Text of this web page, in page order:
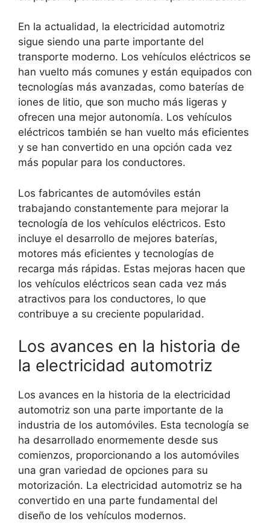
En la actualidad, la electricidad automotriz
sigue siendo una parte importante del
transporte moderno. Los vehículos eléctricos se
han vuelto más comunes y están equipados con
tecnologías más avanzadas, como baterías de
iones de litio, que son mucho más ligeras y
ofrecen una mejor autonomía. Los vehículos
eléctricos también se han vuelto más eficientes
y se han convertido en una opción cada vez
más popular para los conductores.
Los fabricantes de automóviles están
trabajando constantemente para mejorar la
tecnología de los vehículos eléctricos. Esto
incluye el desarrollo de mejores baterías,
motores más eficientes y tecnologías de
recarga más rápidas. Estas mejoras hacen que
los vehículos eléctricos sean cada vez más
atractivos para los conductores, lo que
contribuye a su creciente popularidad.
Los avances en la historia de
la electricidad automotriz
Los avances en la historia de la electricidad
automotriz son una parte importante de la
industria de los automóviles. Esta tecnología se
ha desarrollado enormemente desde sus
comienzos, proporcionando a los automóviles
una gran variedad de opciones para su
motorización. La electricidad automotriz se ha
convertido en una parte fundamental del
diseño de los vehículos modernos.